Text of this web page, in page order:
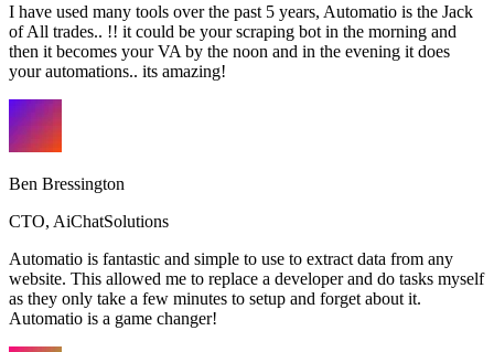
I have used many tools over the past 5 years, Automatio is the Jack
of All trades.. !! it could be your scraping bot in the morning and
then it becomes your VA by the noon and in the evening it does
your automations.. its amazing!
Ben Bressington
CTO, AiChatSolutions
Automatio is fantastic and simple to use to extract data from any
website. This allowed me to replace a developer and do tasks myself
as they only take a few minutes to setup and forget about it.
Automatio is a game changer!